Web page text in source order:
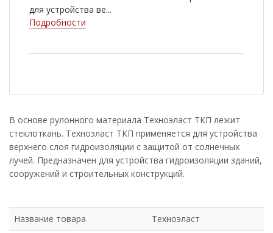
для устройства ве...
Подробности
В основе рулонного материала Техноэласт ТКП лежит
стеклоткань. Техноэласт ТКП применяется для устройства
верхнего слоя гидроизоляции с защитой от солнечных
лучей. Предназначен для устройства гидроизоляции зданий,
сооружений и строительных конструкций.
Название товара
Техноэласт